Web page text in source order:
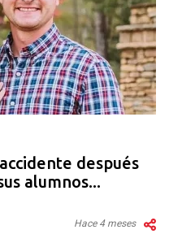
después
alumnos...
Hace 4 meses